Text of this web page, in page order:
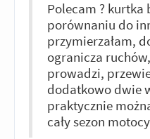
Polecam ?
porównaniu do
przymierzałam,
ogranicza
prowadzi,
dodatkowo dwie
praktycznie
cały sezon